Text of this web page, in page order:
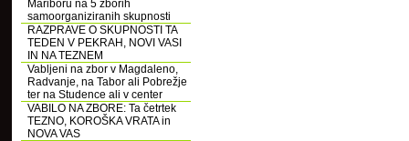
Mariboru na 5 zborih
samoorganiziranih skupnosti
RAZPRAVE O SKUPNOSTI TA
TEDEN V PEKRAH, NOVI VASI
IN NA TEZNEM
Vabljeni na zbor v Magdaleno,
Radvanje, na Tabor ali Pobrežje
ter na Studence ali v center
VABILO NA ZBORE: Ta četrtek
TEZNO, KOROŠKA VRATA in
NOVA VAS